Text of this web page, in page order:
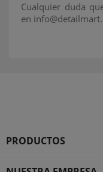
Cualquier duda
en
PRODUCTOS